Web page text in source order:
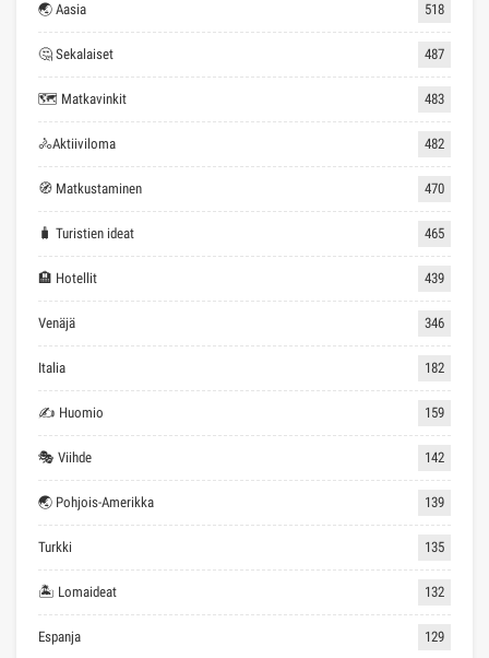
🌏 Aasia 518
🤔 Sekalaiset 487
🗺 Matkavinkit 483
🚴Aktiiviloma 482
🧭 Matkustaminen 470
🧳 Turistien ideat 465
🏨 Hotellit 439
Venäjä 346
Italia 182
✍ Huomio 159
🎭 Viihde 142
🌏 Pohjois-Amerikka 139
Turkki 135
🏝 Lomaideat 132
Espanja 129